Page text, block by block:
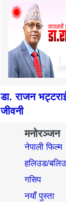
डा. राजन
जीवनी
मनोरञ्जन
नेपाली फिल्म
हलिउड/
गसिप
नयाँ पुस्ता